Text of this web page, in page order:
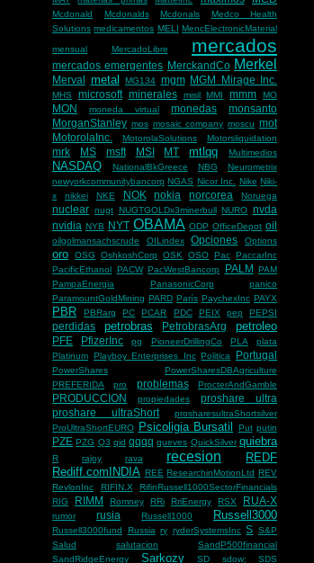
Mcdonald Mcdonalds Mcdonals
Medco Health
Solutions medicamentos MELI MencElectronicMaterial
mensual MercadoLibre mercados
mercados emergentes MerckandCo Merkel
Merval metal MG134 mgm MGM Mirage Inc.
MHS microsoft minerales misil MMI mmm MO
MON moneda virtual monedas
monsanto
MorganStanley mos mosaic company moscu mot
MotorolaInc.
MotorolaSolutions Motorsliquidation
mrk MS msft MSI MT mtlqq Multimedios
NASDAQ NationalBkGreece NBG
Neurometrix
newyorkcommunitybancorp NGAS Nicor Inc. Nike Niki-
x
nikkei NKE NOK nokia norcorea Noruega
nuclear nugt NUGTGOLDx3minerbull NURO nvda
nvidia NYB NYT OBAMA ODP OfficeDepot oil
oilgolmansachscrude OILindex Opciones Options
oro OSG OshkoshCorp OSK OSO Pac
PaccarInc
PacificEthanol
PACW PacWestBancorp PALM
PAM
PampaEnergia
PanasonicCorp
panico
ParamountGoldMining PARD París PaychexInc PAYX
PBR PBRarg PC PCAR PDC PEIX pep PEPSI
perdidas petrobras PetrobrasArg petroleo
PFE PfizerInc pg PioneerDrillingCo PLA
plata
Platinum
Playboy Enterprises Inc Politica Portugal
PowerShares
PowerSharesDBAgriculture
PREFERIDA
pro problemas ProcterAndGamble
PRODUCCION propiedades
proshare ultra
proshare ultraShort
prosharesultraShortsilver
ProUltraShortEURO
Psicoligia Bursatil Put putin
PZE PZG Q3 qid qqqq queves QuickSilver quiebra
R rajoy rava recesion
REDF
Rediff.comINDIA REE ResearchinMotionLtd
REV
RevlonInc
RIFIN.X
RifinRussell1000SectorFinancials
RIG
RIMM Romney RRi RriEnergy RSX RUA-X
rumor rusia Russell1000 Russell3000
Russell3000fund Russia ry ryderSystemsInc S S&P
Salud
salutacion
SandP500financial
SandRidgeEnergy
Sarkozy SD sdow; SDS